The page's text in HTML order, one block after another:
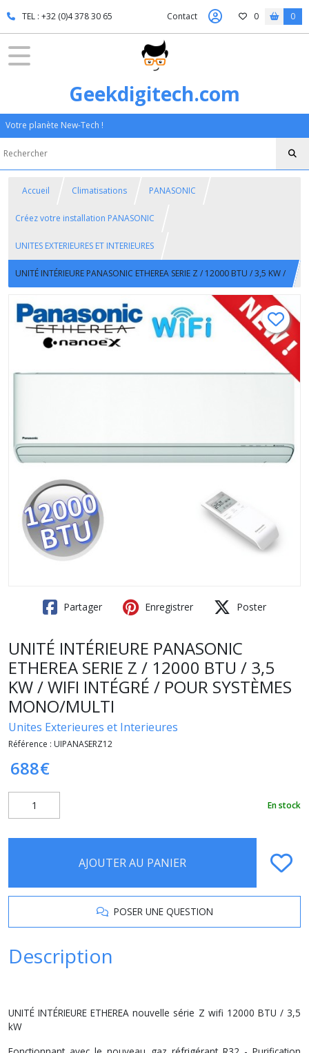
TEL : +32 (0)4 378 30 65 Contact 0 0
Geekdigitech.com
Votre planète New-Tech !
Accueil Climatisations PANASONIC
Créez votre installation PANASONIC
UNITES EXTERIEURES ET INTERIEURES
UNITÉ INTÉRIEURE PANASONIC ETHEREA SERIE Z / 12000 BTU / 3,5 KW /
WIFI INTÉGRÉ / POUR SYSTÈMES MONO/MULTI
Partager Enregistrer Poster
UNITÉ INTÉRIEURE PANASONIC
ETHEREA SERIE Z / 12000 BTU / 3,5
KW / WIFI INTÉGRÉ / POUR SYSTÈMES
MONO/MULTI
Unites Exterieures et Interieures
Référence : UIPANASERZ12
688€
En stock
AJOUTER AU PANIER
POSER UNE QUESTION
Description
UNITÉ INTÉRIEURE ETHEREA nouvelle série Z wifi 12000 BTU / 3,5
kW